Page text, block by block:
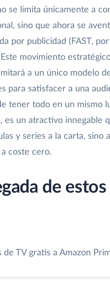
se limita únicamente a
sino que ahora se
por publicidad (FAST,
movimiento
a un único modelo
para satisfacer a una
tener todo en un mismo
un atractivo innegable
y series a la carta, sino
coste cero.
de estos